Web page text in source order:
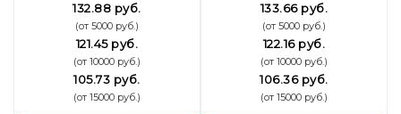
132.88 руб.
(от 5000 руб.)
121.45 руб.
(от 10000 руб.)
105.73 руб.
(от 15000 руб.)
133.66 руб.
(от 5000 руб.)
122.16 руб.
(от 10000 руб.)
106.36 руб.
(от 15000 руб.)